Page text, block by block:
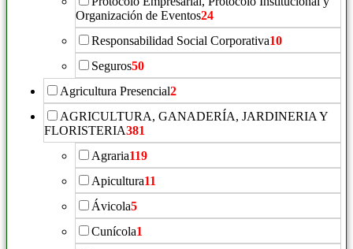
Organización de Eventos24
Responsabilidad Social Corporativa10
Seguros50
Agricultura Presencial2
AGRICULTURA, GANADERÍA, JARDINERIA Y
FLORISTERIA381
Agraria119
Apicultura11
Ávicola5
Cunícola1